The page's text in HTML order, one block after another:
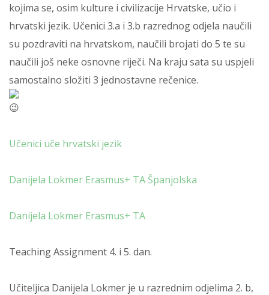
kojima se, osim kulture i civilizacije Hrvatske, učio i
hrvatski jezik. Učenici 3.a i 3.b razrednog odjela naučili
su pozdraviti na hrvatskom, naučili brojati do 5 te su
naučili još neke osnovne riječi. Na kraju sata su uspjeli
samostalno složiti 3 jednostavne rečenice.
Učenici uče hrvatski jezik
Danijela Lokmer Erasmus+ TA Španjolska
Danijela Lokmer Erasmus+ TA
Teaching Assignment 4. i 5. dan.
Učiteljica Danijela Lokmer je u razrednim odjelima 2. b,